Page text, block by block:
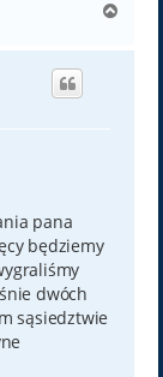
g
pana
będziemy
dwóch
sąsiedztwie